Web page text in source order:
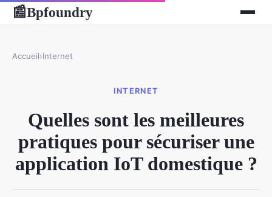
📰Bpfoundry
Accueil›Internet
INTERNET
Quelles sont les meilleures
pratiques pour sécuriser une
application IoT domestique ?